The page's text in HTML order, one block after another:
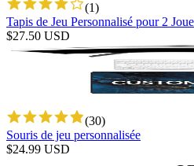
(1)
Tapis de Jeu Personnalisé pour 2
$27.50 USD
(30)
Souris de jeu personnalisée
$24.99 USD